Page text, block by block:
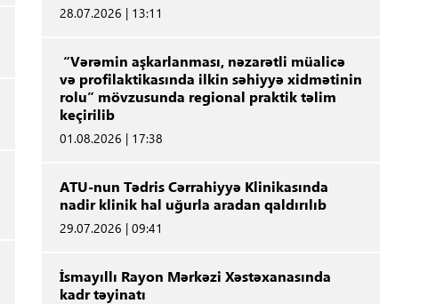
28.07.2026 | 13:11
“Vərəmin aşkarlanması, nəzarətli müalicə
və profilaktikasında ilkin səhiyyə xidmətinin
rolu” mövzusunda regional praktik təlim
keçirilib
01.08.2026 | 17:38
ATU-nun Tədris Cərrahiyyə Klinikasında
nadir klinik hal uğurla aradan qaldırılıb
29.07.2026 | 09:41
İsmayıllı Rayon Mərkəzi Xəstəxanasında
kadr təyinatı